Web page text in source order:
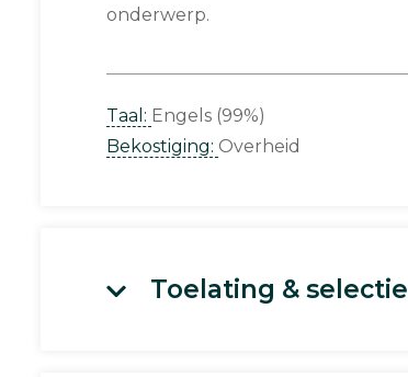
onderwerp.
Taal: Engels (99%)
Bekostiging: Overheid
Toelating & selectie